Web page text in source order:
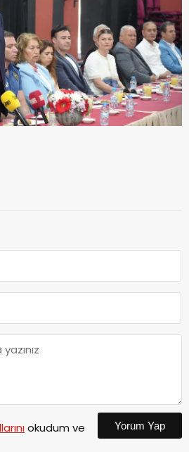
okudum ve
Yorum Yap